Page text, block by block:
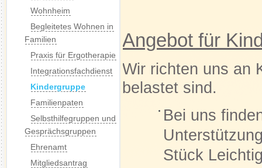
Angebot für
Wir richten uns an
belastet sind.
Bei uns
Stück
Wohnheim
Begleitetes Wohnen in
Familien
Praxis für Ergotherapie
Integrationsfachdienst
Kindergruppe
Familienpaten
Selbsthilfegruppen und
Gesprächsgruppen
Ehrenamt
Mitgliedsantrag